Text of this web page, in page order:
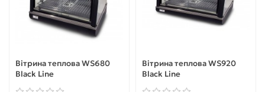
Вітрина теплова WS680
Black Line
Вітрина теплова WS920
Black Line